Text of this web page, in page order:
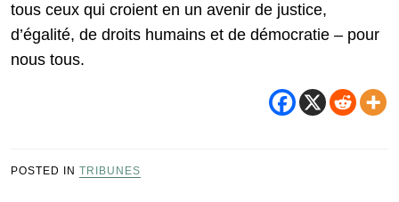
tous ceux qui croient en un avenir de justice,
d’égalité, de droits humains et de démocratie – pour
nous tous.
POSTED IN TRIBUNES